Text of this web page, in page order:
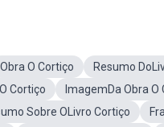
Obra O Cortiço Resumo
Cortiço
ImagemDa Obra O
Sobre OLivro Cortiço